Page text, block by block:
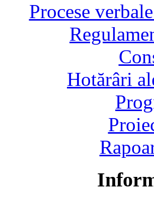
Procese
Hotărâri